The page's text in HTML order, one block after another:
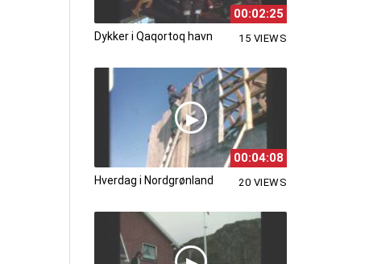
00:02:25
Dykker i Qaqortoq havn 15 VIEWS
00:04:08
Hverdag i Nordgrønland 20 VIEWS